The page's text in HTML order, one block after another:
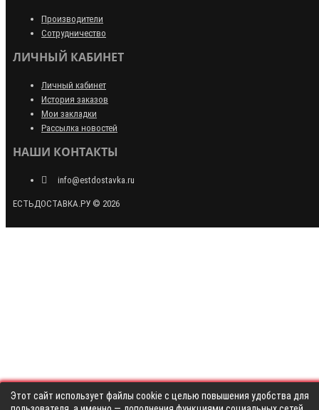
Производители
Сотрудничество
ЛИЧНЫЙ КАБИНЕТ
Личный кабинет
История заказов
Мои закладки
Рассылка новостей
НАШИ КОНТАКТЫ
info@estdostavka.ru
ЕСТЬДОСТАВКА.РУ © 2026
Этот сайт использует файлы cookie с целью повышения удобства для